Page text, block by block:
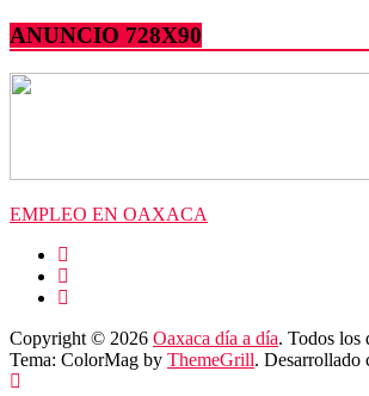
ANUNCIO 728X90
EMPLEO EN OAXACA
Copyright © 2026 Oaxaca día a día. Todos los
Tema: ColorMag by ThemeGrill. Desarrollado